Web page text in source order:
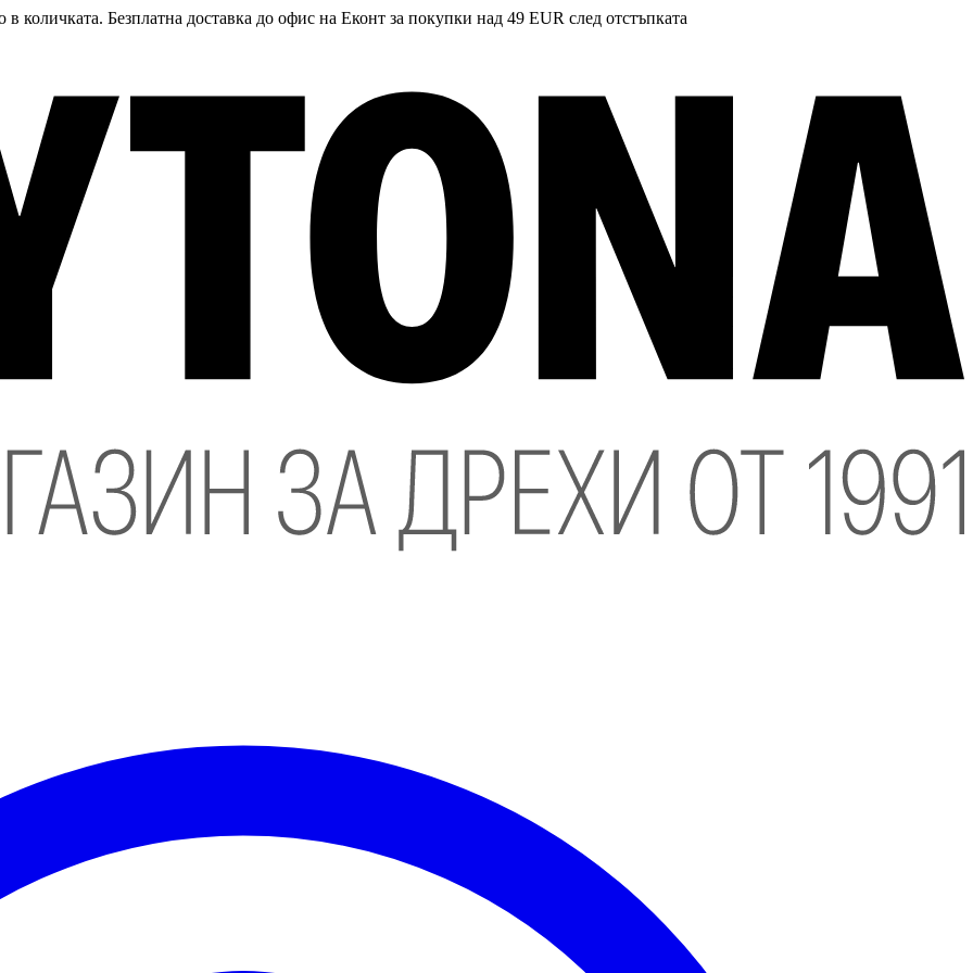
количката. Безплатна доставка до офис на Еконт за покупки над 49 EUR след отстъпката